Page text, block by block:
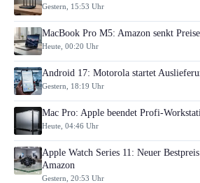
Gestern, 15:53 Uhr
MacBook Pro M5: Amazon senkt
Heute, 00:20 Uhr
Android 17: Motorola startet
Gestern, 18:19 Uhr
Mac Pro: Apple beendet Profi-
Heute, 04:46 Uhr
Apple Watch Series 11: Neuer
Amazon
Gestern, 20:53 Uhr